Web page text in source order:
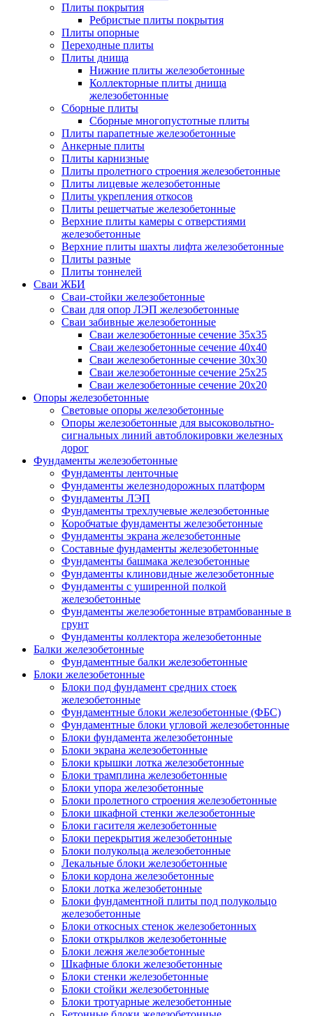
Плиты покрытия
Ребристые плиты покрытия
Плиты опорные
Переходные плиты
Плиты днища
Нижние плиты железобетонные
Коллекторные плиты днища
железобетонные
Сборные плиты
Сборные многопустотные плиты
Плиты парапетные железобетонные
Анкерные плиты
Плиты карнизные
Плиты пролетного строения железобетонные
Плиты лицевые железобетонные
Плиты укрепления откосов
Плиты решетчатые железобетонные
Верхние плиты камеры с отверстиями
железобетонные
Верхние плиты шахты лифта железобетонные
Плиты разные
Плиты тоннелей
Сваи ЖБИ
Сваи-стойки железобетонные
Сваи для опор ЛЭП железобетонные
Сваи забивные железобетонные
Сваи железобетонные сечение 35x35
Сваи железобетонные сечение 40x40
Сваи железобетонные сечение 30x30
Сваи железобетонные сечение 25x25
Сваи железобетонные сечение 20x20
Опоры железобетонные
Световые опоры железобетонные
Опоры железобетонные для высоковольтно-
сигнальных линий автоблокировки железных
дорог
Фундаменты железобетонные
Фундаменты ленточные
Фундаменты железнодорожных платформ
Фундаменты ЛЭП
Фундаменты трехлучевые железобетонные
Коробчатые фундаменты железобетонные
Фундаменты экрана железобетонные
Составные фундаменты железобетонные
Фундаменты башмака железобетонные
Фундаменты клиновидные железобетонные
Фундаменты с уширенной полкой
железобетонные
Фундаменты железобетонные втрамбованные в
грунт
Фундаменты коллектора железобетонные
Балки железобетонные
Фундаментные балки железобетонные
Блоки железобетонные
Блоки под фундамент средних стоек
железобетонные
Фундаментные блоки железобетонные (ФБС)
Фундаментные блоки угловой железобетонные
Блоки фундамента железобетонные
Блоки экрана железобетонные
Блоки крышки лотка железобетонные
Блоки трамплина железобетонные
Блоки упора железобетонные
Блоки пролетного строения железобетонные
Блоки шкафной стенки железобетонные
Блоки гасителя железобетонные
Блоки перекрытия железобетонные
Блоки полукольца железобетонные
Лекальные блоки железобетонные
Блоки кордона железобетонные
Блоки лотка железобетонные
Блоки фундаментной плиты под полукольцо
железобетонные
Блоки откосных стенок железобетонных
Блоки открылков железобетонные
Блоки лежня железобетонные
Шкафные блоки железобетонные
Блоки стенки железобетонные
Блоки стойки железобетонные
Блоки тротуарные железобетонные